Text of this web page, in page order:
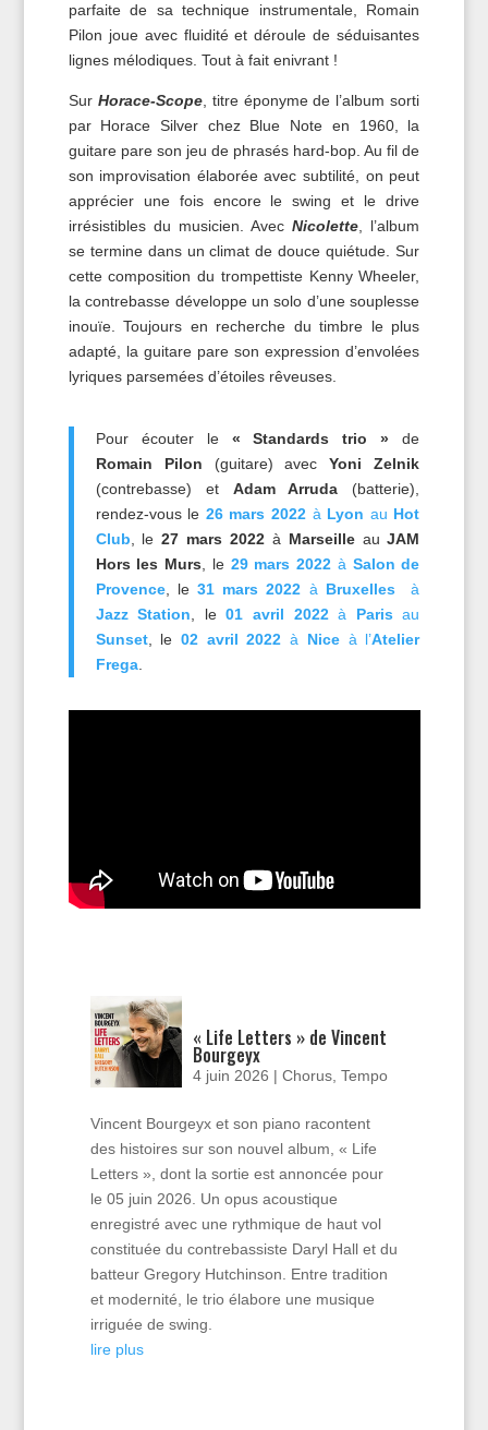
parfaite de sa technique instrumentale, Romain
Pilon joue avec fluidité et déroule de séduisantes
lignes mélodiques. Tout à fait enivrant !
Sur Horace-Scope, titre éponyme de l’album sorti
par Horace Silver chez Blue Note en 1960, la
guitare pare son jeu de phrasés hard-bop. Au fil de
son improvisation élaborée avec subtilité, on peut
apprécier une fois encore le swing et le drive
irrésistibles du musicien. AvecNicolette , l’album
se termine dans un climat de douce quiétude. Sur
cette composition du trompettiste Kenny Wheeler,
la contrebasse développe un solo d’une souplesse
inouïe. Toujours en recherche du timbre le plus
adapté, la guitare pare son expression d’envolées
lyriques parsemées d’étoiles rêveuses.
Pour écouter le « Standards trio » de
Romain Pilon (guitare) avecYoni Zelnik
(contrebasse) et Adam Arruda (batterie),
rendez-vous le 26 mars 2022 à Lyon au Hot
Club , le27 mars 2022 à MarseilleauJAM
Hors les Murs , le 29 mars 2022 à Salon de
Provence, le31 mars 2022 à Bruxelles à
Jazz Station , le01 avril 2022à Paris au
Sunset, le02 avril 2022 à Niceà l’Atelier
Frega.
« Life Letters » de Vincent
Bourgeyx
4 juin 2026 |Chorus ,Tempo
Vincent Bourgeyx et son piano racontent
des histoires sur son nouvel album, « Life
Letters », dont la sortie est annoncée pour
le 05 juin 2026. Un opus acoustique
enregistré avec une rythmique de haut vol
constituée du contrebassiste Daryl Hall et du
batteur Gregory Hutchinson. Entre tradition
et modernité, le trio élabore une musique
irriguée de swing.
lire plus